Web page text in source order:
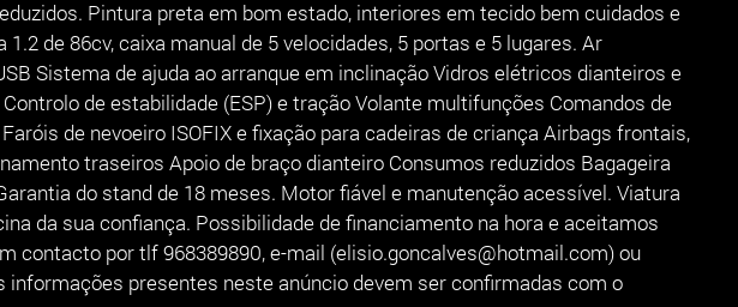
Pintura preta em bom estado, interiores em tecido bem cuidados e
de 86cv, caixa manual de 5 velocidades, 5 portas e 5 lugares. Ar
Sistema de ajuda ao arranque em inclinação Vidros elétricos dianteiros e
de estabilidade (ESP) e tração Volante multifunções Comandos de
de nevoeiro ISOFIX e fixação para cadeiras de criança Airbags frontais,
traseiros Apoio de braço dianteiro Consumos reduzidos Bagageira
do stand de 18 meses. Motor fiável e manutenção acessível. Viatura
da sua confiança. Possibilidade de financiamento na hora e aceitamos
contacto por tlf 968389890, e-mail (elisio.goncalves@hotmail.com) ou
informações presentes neste anúncio devem ser confirmadas com o